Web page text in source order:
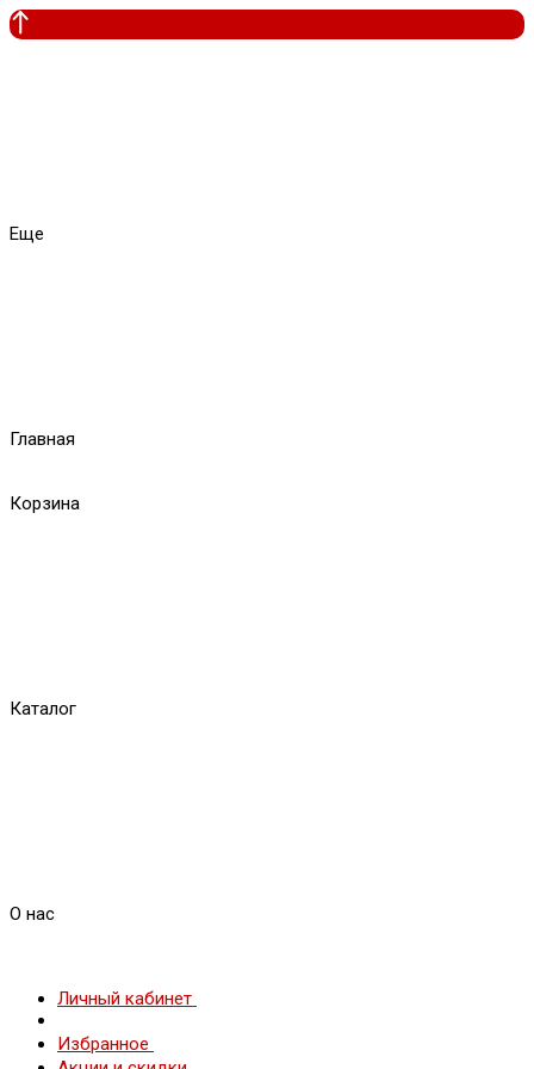
Еще
Главная
Корзина
Каталог
О нас
Личный кабинет
Избранное